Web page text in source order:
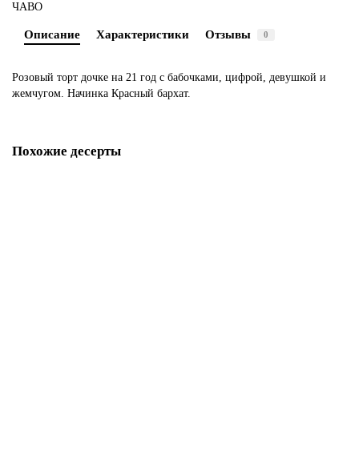
ЧАВО
Описание Характеристики Отзывы 0
Розовый торт дочке на 21 год с бабочками, цифрой, девушкой и
жемчугом. Начинка Красный бархат.
Похожие десерты